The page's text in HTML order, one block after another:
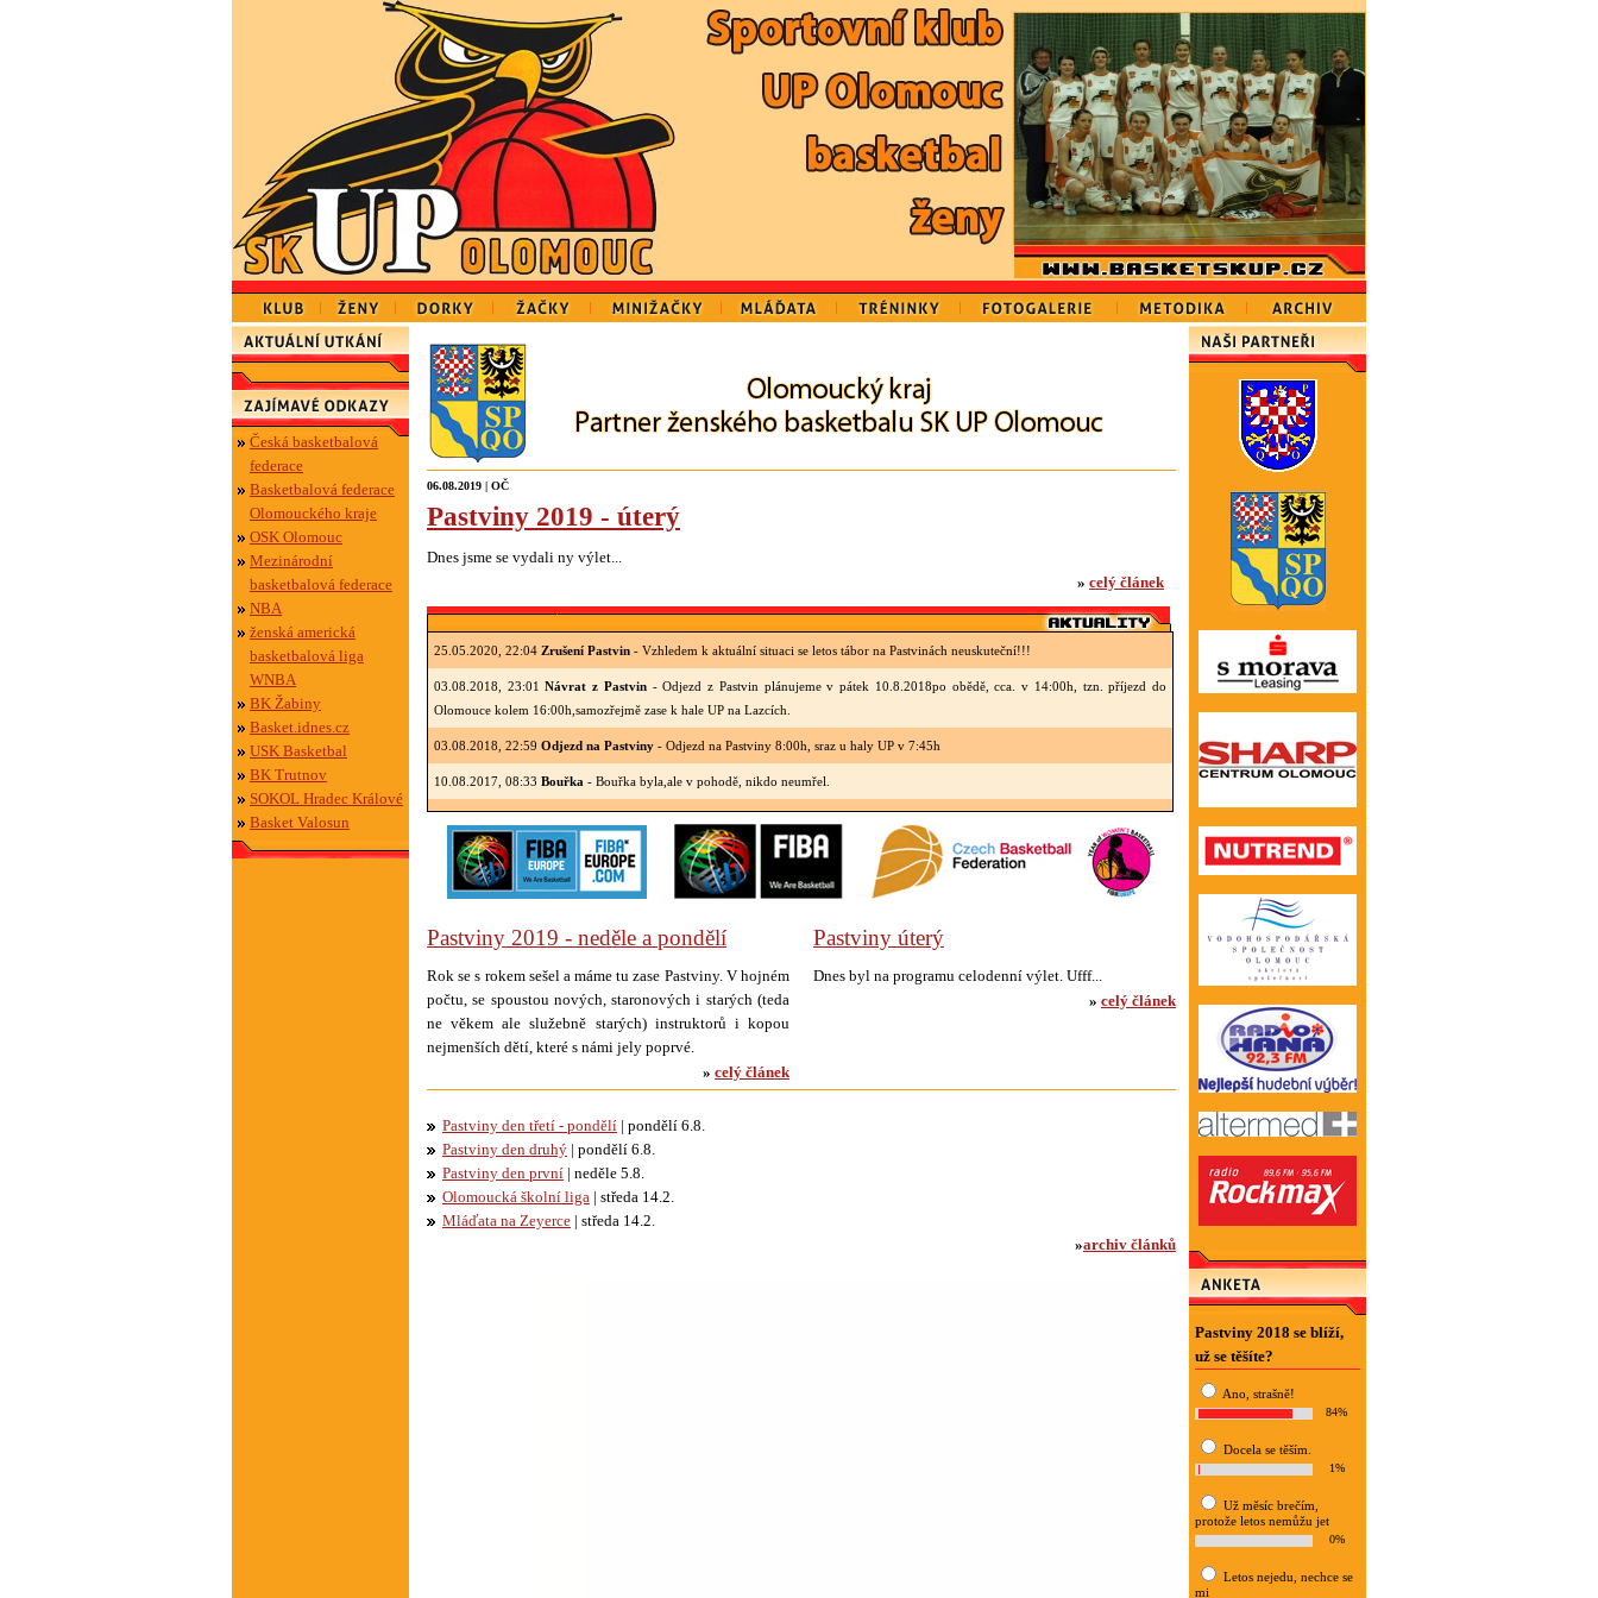
Česká basketbalová
federace
Basketbalová federace
Olomouckého kraje
OSK Olomouc
Mezinárodní
basketbalová federace
NBA
ženská americká
basketbalová liga
WNBA
BK Žabiny
Basket.idnes.cz
USK Basketbal
BK Trutnov
SOKOL Hradec Králové
Basket Valosun
06.08.2019 | OČ
Pastviny 2019 - úterý
Dnes jsme se vydali ny výlet...
» celý článek
25.05.2020, 22:04 Zrušení Pastvin - Vzhledem k aktuální situaci se letos tábor na Pastvinách neuskuteční!!!
03.08.2018, 23:01Návrat z Pastvin- Odjezd z Pastvin plánujeme v pátek 10.8.2018po obědě, cca. v 14:00h, tzn. příjezd do
Olomouce kolem 16:00h,samozřejmě zase k hale UP na Lazcích.
03.08.2018, 22:59 Odjezd na Pastviny - Odjezd na Pastviny 8:00h, sraz u haly UP v 7:45h
10.08.2017, 08:33 Bouřka - Bouřka byla,ale v pohodě, nikdo neumřel.
05.08.2017, 13:09Pastviny- Odjezd od haly UP na Lazcích 8:00h, sraz 7:30h. Nezapomeňte potvrzení od lékaře a bezinfekčnost!
01.09.2016, 15:22 Mláďata- Prosíme rodiče žáků prvních a druhých tříd ZŠ Zeyerova, aby přihlášky dětí do cvičení HPN -
Mláďata předali své třídní učitelce, případně na ředitelství školy.
02.10.2014, 15:19Tréninky mini- Prosíme rodiče hráčů, kteří nenavštěvují přímo ZŠ Zeyerova, aby děti vodili min 10min před
začátkem tréninků do vestibulu u družiny. Děkujeme za pochopení.
Starší novinky
Pastviny 2019 - neděle a pondělí
Rok se s rokem sešel a máme tu zase Pastviny. V hojném
počtu, se spoustou nových, staronových i starých (teda
ne věkem ale služebně starých) instruktorů i kopou
nejmenších dětí, které s námi jely poprvé.
» celý článek
Pastviny úterý
Dnes byl na programu celodenní výlet. Ufff...
» celý článek
Pastviny den třetí - pondělí | pondělí 6.8.
Pastviny den druhý | pondělí 6.8.
Pastviny den první | neděle 5.8.
Olomoucká školní liga | středa 14.2.
Mláďata na Zeyerce | středa 14.2.
»archiv článků
Pastviny 2018 se blíží,
už se těšíte?
Ano, strašně!
84%
Docela se těším.
1%
Už měsíc brečím,
protože letos nemůžu jet
0%
Letos nejedu, nechce se
mi